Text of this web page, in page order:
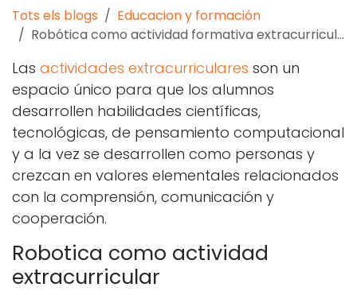
Tots els blogs
Educacion y formación
Robótica como actividad formativa extracurricular
Las actividades extracurriculares son un
espacio único para que los alumnos
desarrollen habilidades científicas,
tecnológicas, de pensamiento computacional
y a la vez se desarrollen como personas y
crezcan en valores elementales relacionados
con la comprensión, comunicación y
cooperación.
Robotica como actividad
extracurricular